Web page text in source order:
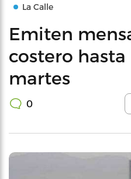
La Calle
Emiten
costero
martes
0